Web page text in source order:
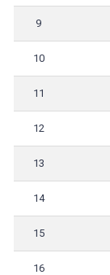
9
10
11
12
13
14
15
16